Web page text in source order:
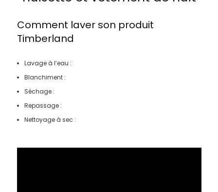
Comment laver son produit
Timberland
Lavage à l’eau :
Blanchiment :
Séchage :
Repassage :
Nettoyage à sec :